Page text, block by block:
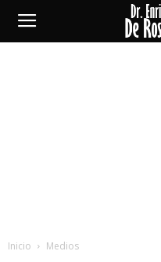
Enrique
Inicio Medios